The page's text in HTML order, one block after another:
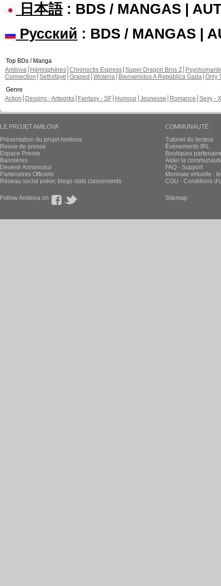
日本語: BDS / MANGAS |
Русский : BDS / MANGAS |
Top BDs / Manga
Amilova
Hémisphères Chronoctis Express Super Dragon Bros Z
Connection Sethxfaye Graped Wisteria Bienvenidos A República Gada Only
Genre
Action
Dessins - Artworks Fantasy - SF Humour Jeunesse Romance Sexy -
LE PROJET AMILOVA
Présentation du projet Amilova
Revue de presse
Espace Presse
Bannières
Devenir Annonceur
Partenaires Officiels
Réseau social poker, blogs stats classements
COMMUNAUTÉ
Tutoriel du lecteur
Évènements IRL
Boutiques
Aider la
FAQ - Support
Monnaie virtuelle :
CGU - Conditions
Follow Amilova on Sitemap